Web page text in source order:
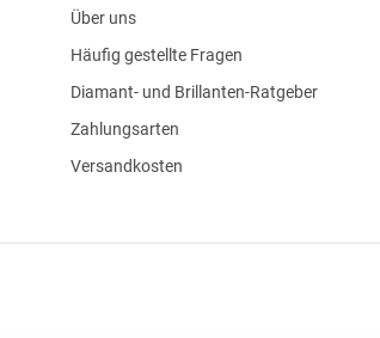
Über uns
Häufig gestellte Fragen
Diamant- und Brillanten-Ratgeber
Zahlungsarten
Versandkosten